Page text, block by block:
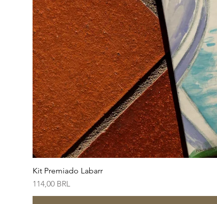
Kit Premiado Labarr
Precio
114,00 BRL